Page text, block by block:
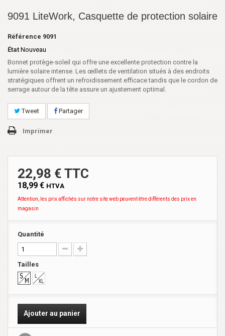
9091 LiteWork, Casquette de protection solaire
Référence 9091
État Nouveau
Bonnet protège-soleil qui offre une excellente protection contre la
lumière solaire intense. Les œillets de ventilation situés à des endroits
stratégiques offrent un refroidissement efficace tandis que le cordon de
serrage autour de la tête assure un ajustement optimal.
Tweet Partager
Imprimer
22,98 € TTC
18,99 € HTVA
Attention, les prix affichés sur notre site web peuvent être différents des prix en
magasin
Quantité
Tailles
Ajouter au panier